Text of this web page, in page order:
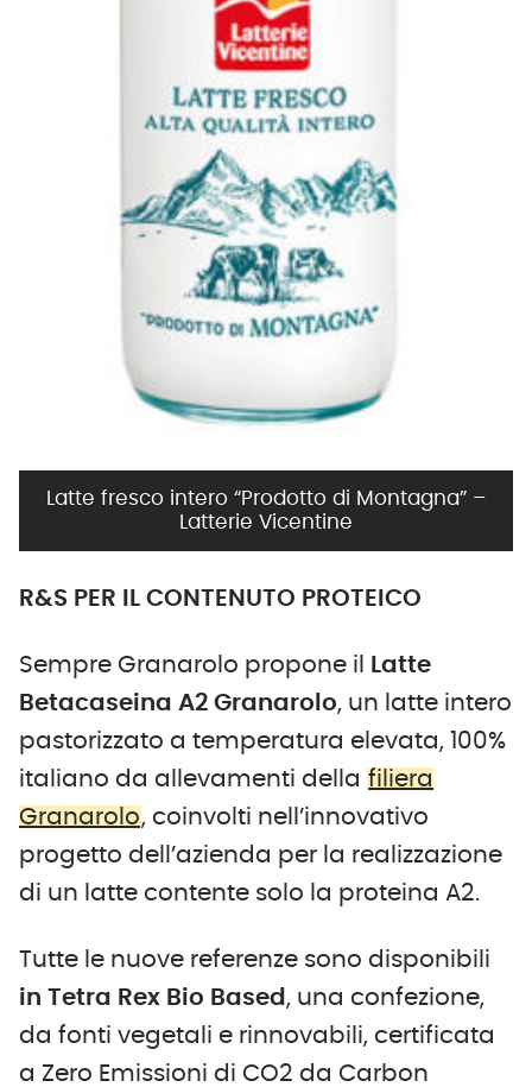
Latte fresco intero “Prodotto di Montagna” –
Latterie Vicentine
R&S PER IL CONTENUTO PROTEICO
Sempre Granarolo propone il
Latte
Betacaseina A2 Granarolo, un latte intero
pastorizzato a temperatura elevata, 100%
italiano da allevamenti della filiera
Granarolo, coinvolti nell’innovativo
progetto dell’azienda per la realizzazione
di un latte contente solo la proteina A2.
Tutte le nuove referenze sono disponibili
in Tetra Rex Bio Based , una confezione,
da fonti vegetali e rinnovabili, certificata
a Zero Emissioni di CO2 da Carbon